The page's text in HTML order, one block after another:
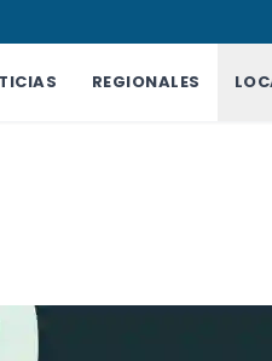
REGIONALES